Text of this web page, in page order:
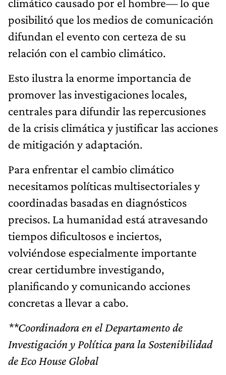
posibilitó que los medios de comunicación
difundan el evento con certeza de su
relación con el cambio climático.
Esto ilustra la enorme importancia de
promover las investigaciones locales,
centrales para difundir las repercusiones
de la crisis climática y justificar las acciones
de mitigación y adaptación.
Para enfrentar el cambio climático
necesitamos políticas multisectoriales y
coordinadas basadas en diagnósticos
precisos. La humanidad está atravesando
tiempos dificultosos e inciertos,
volviéndose especialmente importante
crear certidumbre investigando,
planificando y comunicando acciones
concretas a llevar a cabo.
**Coordinadora en el Departamento de
Investigación y Política para la Sostenibilidad
de Eco House Global